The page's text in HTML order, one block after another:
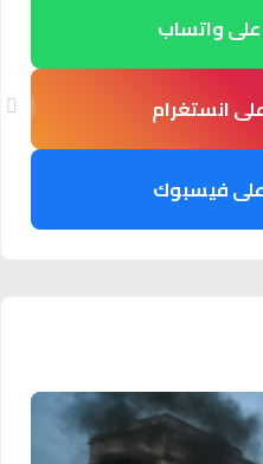
على واتساب
انستغرام
على فيسبوك